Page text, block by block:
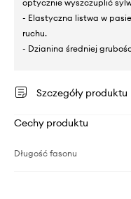
optycznie wyszczuplić
- Elastyczna listwa w
ruchu.
- Dzianina średniej
Szczegóły produktu
Cechy produktu
Długość fasonu